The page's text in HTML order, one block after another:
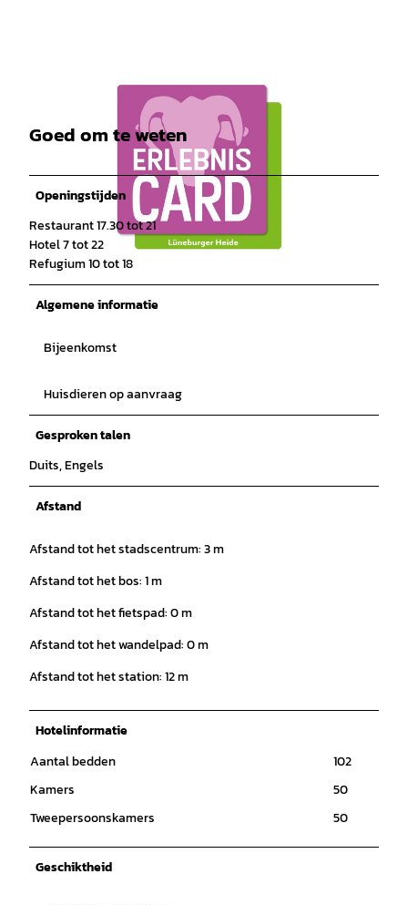
© ErlebnisCard Lüneburger Heide, Bispingen Touristik e.V. |
Goed om te weten
Openingstijden
Restaurant 17.30 tot 21
Hotel 7 tot 22
Refugium 10 tot 18
Algemene informatie
Bijeenkomst
Huisdieren op aanvraag
Gesproken talen
Duits, Engels
Afstand
Afstand tot het stadscentrum: 3 m
Afstand tot het bos: 1 m
Afstand tot het fietspad: 0 m
Afstand tot het wandelpad: 0 m
Afstand tot het station: 12 m
Hotelinformatie
Aantal bedden
102
Kamers
50
Tweepersoonskamers
50
Geschiktheid